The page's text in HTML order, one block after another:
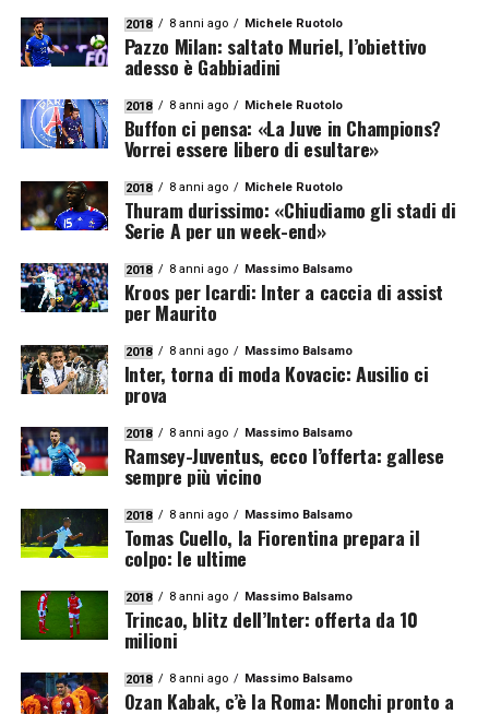
2018 8 anni ago Michele Ruotolo
Pazzo Milan: saltato Muriel, l’obiettivo
adesso è Gabbiadini
2018 8 anni ago Michele Ruotolo
Buffon ci pensa: «La Juve in Champions?
Vorrei essere libero di esultare»
2018 8 anni ago Michele Ruotolo
Thuram durissimo: «Chiudiamo gli stadi di
Serie A per un week-end»
2018 8 anni ago Massimo Balsamo
Kroos per Icardi: Inter a caccia di assist
per Maurito
2018 8 anni ago Massimo Balsamo
Inter, torna di moda Kovacic: Ausilio ci
prova
2018 8 anni ago Massimo Balsamo
Ramsey-Juventus, ecco l’offerta: gallese
sempre più vicino
2018 8 anni ago Massimo Balsamo
Tomas Cuello, la Fiorentina prepara il
colpo: le ultime
2018 8 anni ago Massimo Balsamo
Trincao, blitz dell’Inter: offerta da 10
milioni
2018 8 anni ago Massimo Balsamo
Ozan Kabak, c’è la Roma: Monchi pronto a